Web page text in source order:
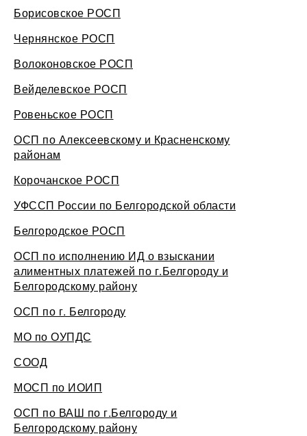
Борисовское РОСП
Чернянское РОСП
Волоконовское РОСП
Вейделевское РОСП
Ровеньское РОСП
ОСП по Алексеевскому и Красненскому
районам
Корочанское РОСП
УФССП России по Белгородской области
Белгородское РОСП
ОСП по исполнению ИД о взыскании
алиментных платежей по г.Белгороду и
Белгородскому району
ОСП по г. Белгороду
МО по ОУПДС
СООД
МОСП по ИОИП
ОСП по ВАШ по г.Белгороду и
Белгородскому району